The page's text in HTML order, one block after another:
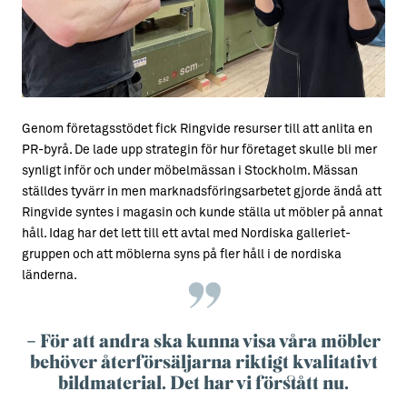
Genom företagsstödet fick Ringvide resurser till att anlita en
PR-byrå. De lade upp strategin för hur företaget skulle bli mer
synligt inför och under möbelmässan i Stockholm. Mässan
ställdes tyvärr in men marknadsföringsarbetet gjorde ändå att
Ringvide syntes i magasin och kunde ställa ut möbler på annat
håll. Idag har det lett till ett avtal med Nordiska galleriet-
gruppen och att möblerna syns på fler håll i de nordiska
länderna.
– För att andra ska kunna visa våra möbler
behöver återförsäljarna riktigt kvalitativt
bildmaterial. Det har vi förstått nu.